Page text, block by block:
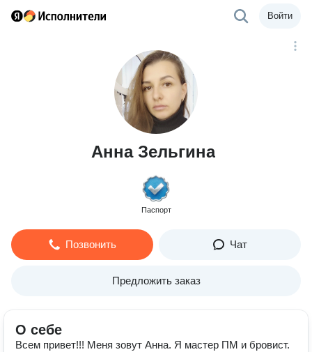
Войти
Анна Зельгина
Паспорт
Позвонить Чат
Предложить заказ
О себе
Всем привет!!! Меня зовут Анна. Я мастер ПМ и бровист.